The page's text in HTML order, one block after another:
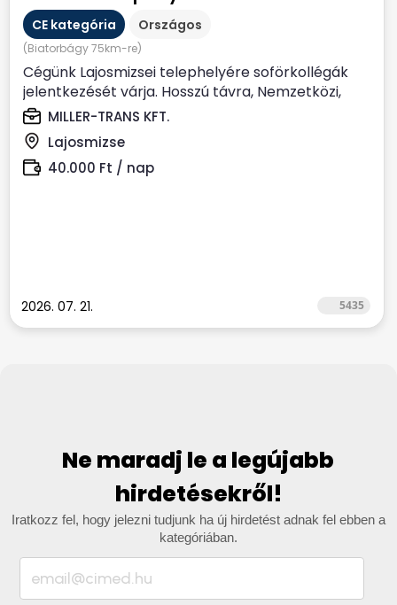
CE kategória Országos
(Biatorbágy 75km-re)
Cégünk Lajosmizsei telephelyére soförkollégák
jelentkezését várja. Hosszú távra, Nemzetközi,
Ponyvás...
MILLER-TRANS KFT.
Lajosmizse
40.000 Ft / nap
2026. 07. 21. 5435
Ne maradj le a legújabb
hirdetésekről!
Iratkozz fel, hogy jelezni tudjunk ha új hirdetést adnak fel ebben a
kategóriában.